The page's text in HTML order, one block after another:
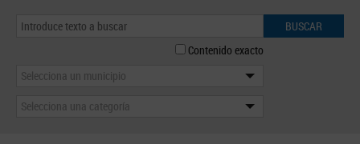
BUSCAR
Contenido exacto
Selecciona un municipio
Selecciona una categoría